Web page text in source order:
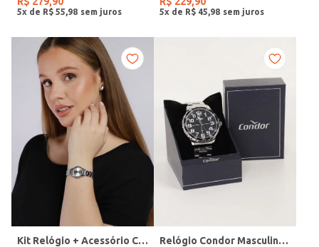
5x de R$ 55 98 5x de R$ 45 98
Kit Relógio + Acessório Condor Feminino PRATA Relógio Condor Masculino PRATA